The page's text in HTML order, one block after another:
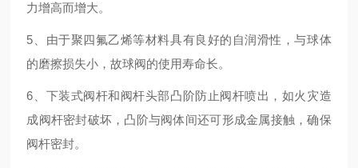
力增高而增大。
5、由于聚四氟乙烯等材料具有良好的自润滑性，与球体
的磨擦损失小，故球阀的使用寿命长。
6、下装式阀杆和阀杆头部凸阶防止阀杆喷出，如火灾造
成阀杆密封破坏，凸阶与阀体间还可形成金属接触，确保
阀杆密封。